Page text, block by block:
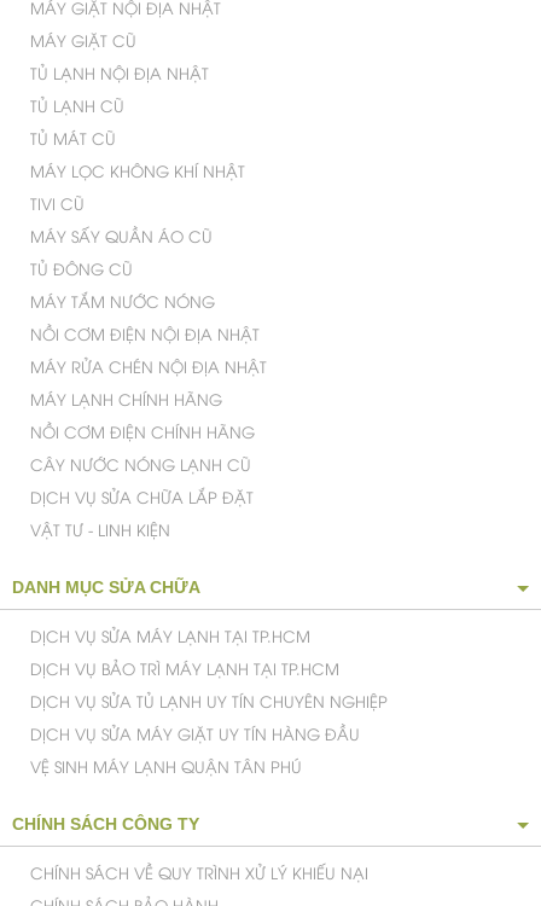
Trang đầu « 1
DANH MỤC SẢN PHẨM
MÁY LẠNH CŨ NỘI ĐỊA NHẬT
MÁY GIẶT NỘI ĐỊA NHẬT
MÁY GIẶT CŨ
TỦ LẠNH NỘI ĐỊA NHẬT
TỦ LẠNH CŨ
TỦ MÁT CŨ
MÁY LỌC KHÔNG KHÍ NHẬT
TIVI CŨ
MÁY SẤY QUẦN ÁO CŨ
TỦ ĐÔNG CŨ
MÁY TẮM NƯỚC NÓNG
NỒI CƠM ĐIỆN NỘI ĐỊA NHẬT
MÁY LẠNH CHÍNH HÃNG
DANH MỤC SỬA CHỮA
DỊCH VỤ SỬA MÁY LẠNH TẠI TP.HCM